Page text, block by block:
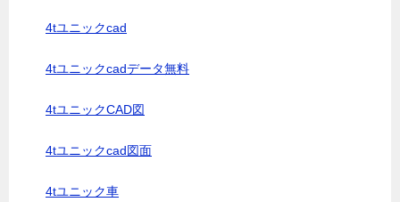
4tユニックcad
4tユニックcadデータ無料
4tユニックCAD図
4tユニックcad図面
4tユニック車